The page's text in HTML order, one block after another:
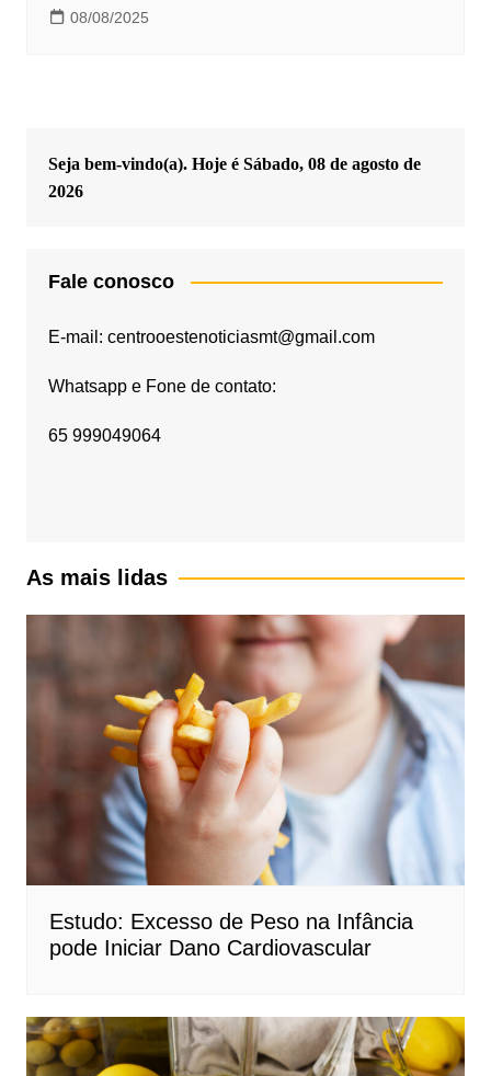
08/08/2025
Seja bem-vindo(a). Hoje é Sábado, 08 de agosto de
2026
Fale conosco
E-mail: centrooestenoticiasmt@gmail.com
Whatsapp e Fone de contato:
65 999049064
As mais lidas
Estudo: Excesso de Peso na Infância
pode Iniciar Dano Cardiovascular